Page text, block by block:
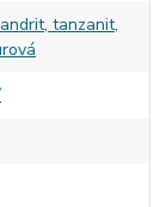
tanzanit,